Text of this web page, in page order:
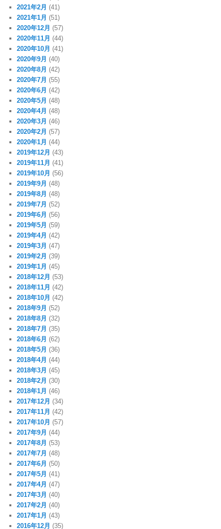
2021年2月 (41)
2021年1月 (51)
2020年12月 (57)
2020年11月 (44)
2020年10月 (41)
2020年9月 (40)
2020年8月 (42)
2020年7月 (55)
2020年6月 (42)
2020年5月 (48)
2020年4月 (48)
2020年3月 (46)
2020年2月 (57)
2020年1月 (44)
2019年12月 (43)
2019年11月 (41)
2019年10月 (56)
2019年9月 (48)
2019年8月 (48)
2019年7月 (52)
2019年6月 (56)
2019年5月 (59)
2019年4月 (42)
2019年3月 (47)
2019年2月 (39)
2019年1月 (45)
2018年12月 (53)
2018年11月 (42)
2018年10月 (42)
2018年9月 (52)
2018年8月 (32)
2018年7月 (35)
2018年6月 (62)
2018年5月 (36)
2018年4月 (44)
2018年3月 (45)
2018年2月 (30)
2018年1月 (46)
2017年12月 (34)
2017年11月 (42)
2017年10月 (57)
2017年9月 (44)
2017年8月 (53)
2017年7月 (48)
2017年6月 (50)
2017年5月 (41)
2017年4月 (47)
2017年3月 (40)
2017年2月 (40)
2017年1月 (43)
2016年12月 (35)